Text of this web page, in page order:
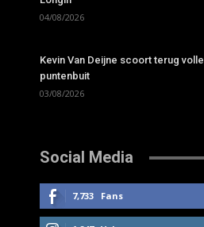
04/08/2026
Kevin Van Deijne scoort terug volle
puntenbuit
03/08/2026
Social Media
7,733 Fans